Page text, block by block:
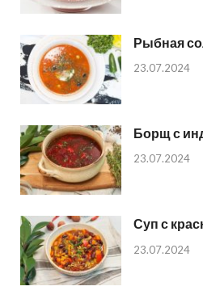
Рыбная
23.07.2024
Борщ с
23.07.2024
Суп с
23.07.2024